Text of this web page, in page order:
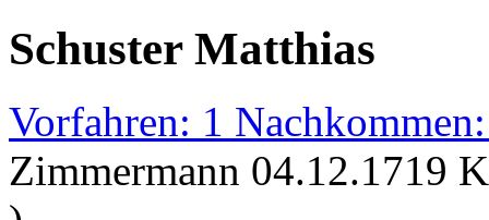
Schuster Matthias
Vorfahren: 1
Zimmermann 04.12.1719